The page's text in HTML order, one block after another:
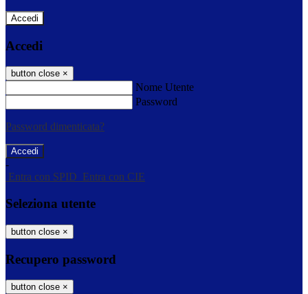
Accedi
Accedi
button close ×
Nome Utente
Password
Password dimenticata?
-
Entra con SPID Entra con CIE
Seleziona utente
button close ×
Recupero password
button close ×